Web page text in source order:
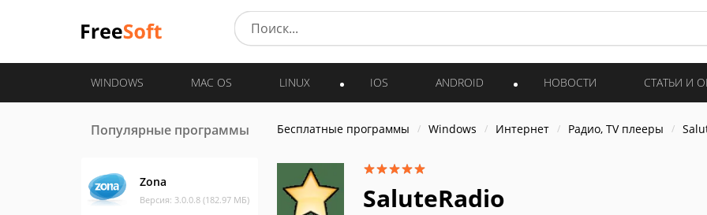
WINDOWS MAC OS LINUX IOS ANDROID НОВОСТИ СТАТЬИ И
Популярные программы
Zona
Версия: 3.0.0.8 (182.97 МБ)
Бесплатные программы Windows Интернет Радио, TV плееры
SaluteRadio